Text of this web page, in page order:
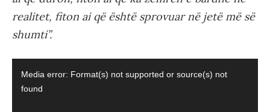
realitet, fiton ai që është sprovuar në jetë më së
shumti”.
Player
Media error: Format(s) not supported or source(s) not
found